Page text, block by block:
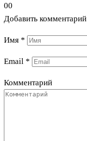
00
Добавить комментарий
Имя *
Email *
Комментарий